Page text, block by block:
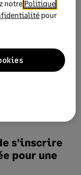
SIREN est
via le
s'inscrire
pour une
notre Politique
pour